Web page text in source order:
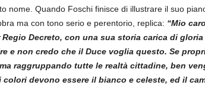
nome. Quando Foschi finisce di illustrare il suo
ma con tono serio e perentorio, replica: “Mio
Regio Decreto, con una sua storia carica di
e non credo che il Duce voglia questo. Se
raggruppando tutte le realtà cittadine, ben
colori devono essere il bianco e celeste, ed il